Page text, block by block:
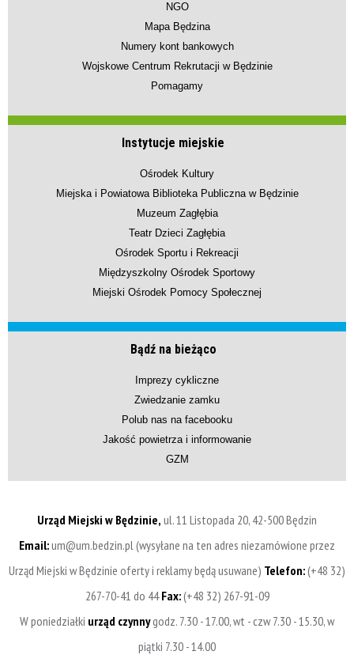
NGO
Mapa Będzina
Numery kont bankowych
Wojskowe Centrum Rekrutacji w Będzinie
Pomagamy
Instytucje miejskie
Ośrodek Kultury
Miejska i Powiatowa Biblioteka Publiczna w Będzinie
Muzeum Zagłębia
Teatr Dzieci Zagłębia
Ośrodek Sportu i Rekreacji
Międzyszkolny Ośrodek Sportowy
Miejski Ośrodek Pomocy Społecznej
Bądź na bieżąco
Imprezy cykliczne
Zwiedzanie zamku
Polub nas na facebooku
Jakość powietrza i informowanie
GZM
Urząd Miejski w Będzinie, ul. 11 Listopada 20, 42-500 Będzin
Email:um@um.bedzin.pl (wysyłane na ten adres niezamówione przez
Urząd Miejski w Będzinie oferty i reklamy będą usuwane) Telefon:(+48 32)
267-70-41 do 44Fax:(+48 32) 267-91-09
W poniedziałki urząd czynnygodz. 7.30 - 17.00, wt - czw 7.30 - 15.30, w
piątki 7.30 - 14.00